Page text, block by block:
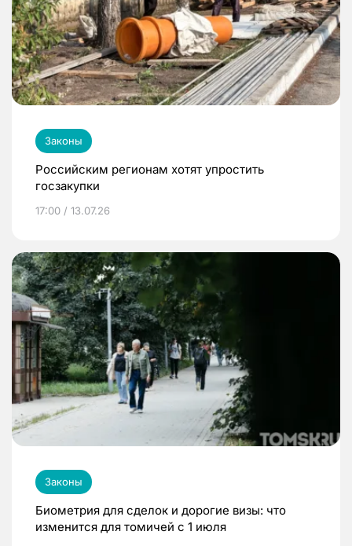
Законы
Российским регионам хотят упростить
госзакупки
17:00 / 13.07.26
Законы
Биометрия для сделок и дорогие визы: что
изменится для томичей с 1 июля